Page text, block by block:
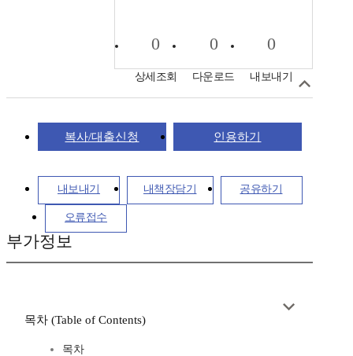
0
상세조회
0
다운로드
0
내보내기
복사/대출신청 인용하기
내보내기 내책장담기 공유하기
오류접수
부가정보
목차 (Table of Contents)
목차